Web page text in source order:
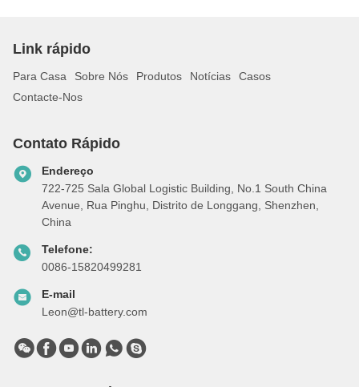
Link rápido
Para Casa Sobre Nós Produtos Notícias
Casos
Contacte-Nos
Contato Rápido
Endereço
722-725 Sala Global Logistic Building, No.1 South China
Avenue, Rua Pinghu, Distrito de Longgang, Shenzhen,
China
Telefone:
0086-15820499281
E-mail
Leon@tl-battery.com